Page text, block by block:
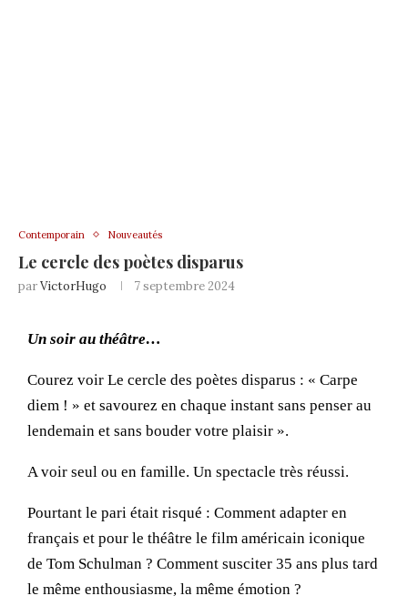
Contemporain Nouveautés
Le cercle des poètes disparus
parVictorHugo 7 septembre 2024
Un soir au théâtre…
Courez voir Le cercle des poètes disparus : « Carpe
diem ! » et savourez en chaque instant sans penser au
lendemain et sans bouder votre plaisir ».
A voir seul ou en famille. Un spectacle très réussi.
Pourtant le pari était risqué : Comment adapter en
français et pour le théâtre le film américain iconique
de Tom Schulman ? Comment susciter 35 ans plus tard
le même enthousiasme, la même émotion ?